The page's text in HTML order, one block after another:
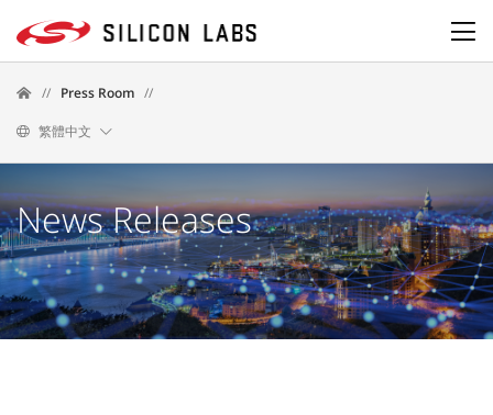
// Press Room //
繁體中文
News Releases